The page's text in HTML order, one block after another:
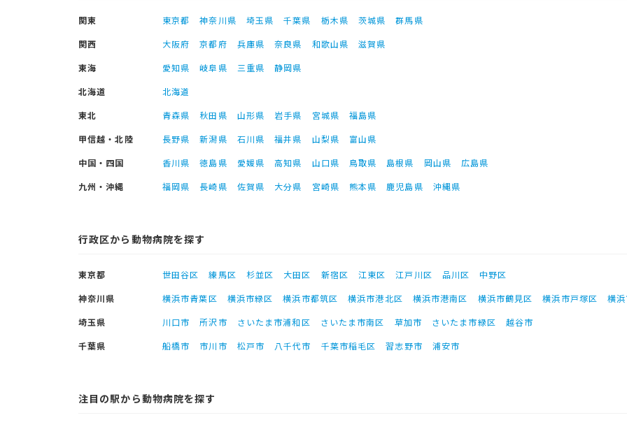
関東 東京都 神奈川県 埼玉県 千葉県 栃木県 茨城県
群馬県
関西
大阪府 京都府 兵庫県 奈良県 和歌山県
滋賀県
東海
愛知県 岐阜県 三重県
静岡県
北海道
北海道
東北
青森県 秋田県 山形県 岩手県 宮城県
福島県
甲信越・北陸
長野県 新潟県 石川県 福井県 山梨県
富山県
中国・四国
香川県 徳島県 愛媛県 高知県 山口県 鳥取県 島根県 岡山県
広島県
九州・沖縄
福岡県 長崎県 佐賀県 大分県 宮崎県 熊本県 鹿児島県 沖縄県
行政区から動物病院を探す
東京都 世田谷区 練馬区 杉並区 大田区 新宿区 江東区 江戸川区 品川区
中野区
神奈川県
横浜市青葉区 横浜市緑区 横浜市都筑区 横浜市港北区 横浜市港南区 横浜市鶴見区 横浜市戸塚区
横
埼玉県
川口市 所沢市 さいたま市浦和区 さいたま市南区 草加市 さいたま市緑区
越谷市
千葉県
船橋市 市川市 松戸市 八千代市 千葉市稲毛区 習志野市 浦安市
注目の駅から動物病院を探す